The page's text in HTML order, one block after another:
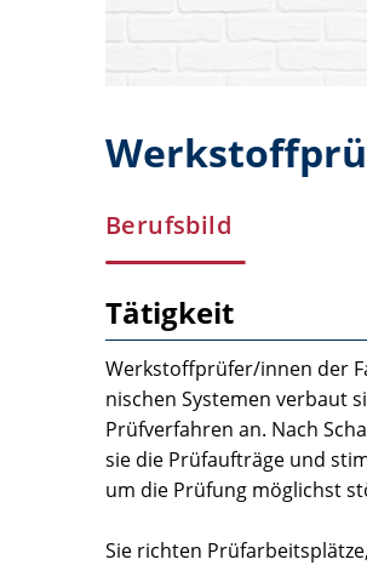
Berufsbild
Tätigkeit
Werkstoffprüfer/innen der
nischen Systemen verbaut
Prüfverfahren an. Nach
sie die Prüfaufträge und
um die Prüfung möglichst
Sie richten